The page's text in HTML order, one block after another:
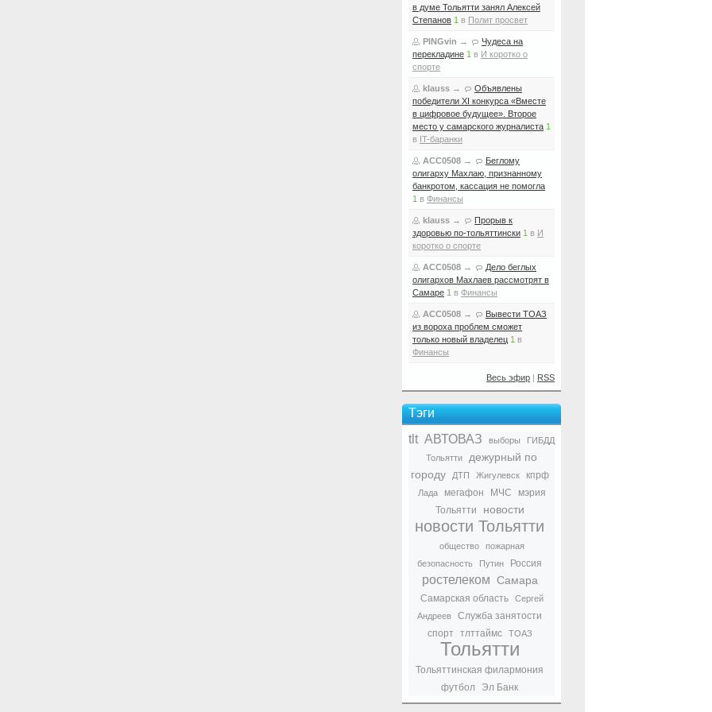
в думе Тольятти занял Алексей
Степанов 1 в Полит просвет
PINGvin →
Чудеса на
перекладине 1 в И коротко о
спорте
klauss →
Объявлены
победители XI конкурса «Вместе
в цифровое будущее». Второе
место у самарского журналиста 1
в IT-баранки
ACC0508 →
Беглому
олигарху Махлаю, признанному
банкротом, кассация не помогла
1 в Финансы
klauss →
Прорыв к
здоровью по-тольяттински 1 в И
коротко о спорте
ACC0508 →
Дело беглых
олигархов Махлаев рассмотрят в
Самаре 1 в Финансы
ACC0508 →
Вывести ТОАЗ
из вороха проблем сможет
только новый владелец 1 в
Финансы
Весь эфир | RSS
Тэги
tlt АВТОВАЗ выборы
ГИБДД
Тольятти
дежурный по
городу
ДТП Жигулевск кпрф
Лада мегафон МЧС
мэрия
Тольятти
новости
новости Тольятти
общество
пожарная
безопасность
Путин Россия
ростелеком Самара
Самарская область
Сергей
Андреев
Служба занятости
спорт
тлттаймс ТОАЗ
Тольятти
Тольяттинская филармония
футбол
Эл Банк